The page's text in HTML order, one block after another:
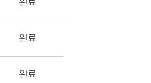
완료
완료